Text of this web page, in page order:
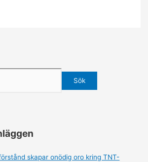
Sök
skapar onödig oro kring TNT-